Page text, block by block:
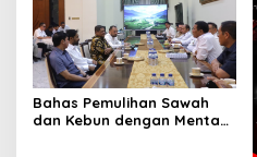
Bahas Pemulihan Sawah
dan Kebun dengan Mentan,